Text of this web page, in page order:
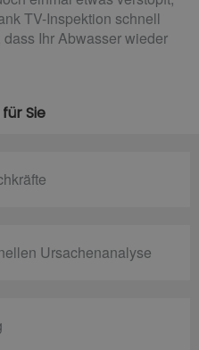
TV-Inspektion schnell
Ihr Abwasser wieder
Sie
Ursachenanalyse